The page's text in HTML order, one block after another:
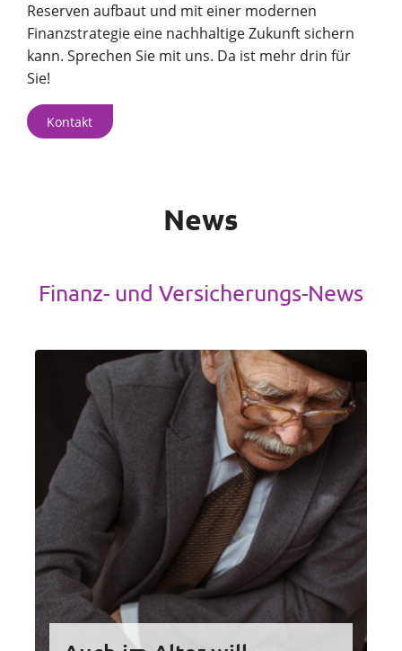
Reserven aufbaut und mit einer modernen
Finanzstrategie eine nachhaltige Zukunft sichern
kann. Sprechen Sie mit uns. Da ist mehr drin für
Sie!
Kontakt
News
Finanz- und Versicherungs-News